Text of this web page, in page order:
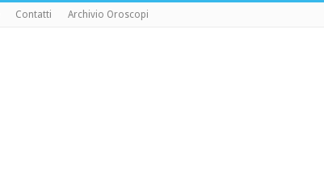
Contatti Archivio Oroscopi